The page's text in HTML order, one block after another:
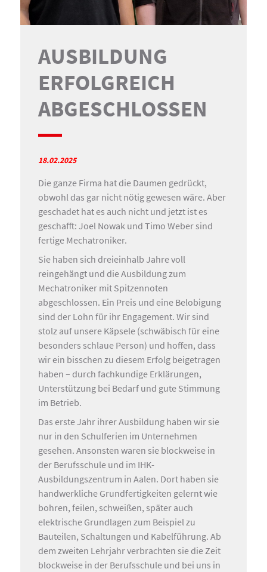
AUSBILDUNG
ERFOLGREICH
ABGESCHLOSSEN
18.02.2025
Die ganze Firma hat die Daumen gedrückt,
obwohl das gar nicht nötig gewesen wäre. Aber
geschadet hat es auch nicht und jetzt ist es
geschafft: Joel Nowak und Timo Weber sind
fertige Mechatroniker.
Sie haben sich dreieinhalb Jahre voll
reingehängt und die Ausbildung zum
Mechatroniker mit Spitzennoten
abgeschlossen. Ein Preis und eine Belobigung
sind der Lohn für ihr Engagement. Wir sind
stolz auf unsere Käpsele (schwäbisch für eine
besonders schlaue Person) und hoffen, dass
wir ein bisschen zu diesem Erfolg beigetragen
haben – durch fachkundige Erklärungen,
Unterstützung bei Bedarf und gute Stimmung
im Betrieb.
Das erste Jahr ihrer Ausbildung haben wir sie
nur in den Schulferien im Unternehmen
gesehen. Ansonsten waren sie blockweise in
der Berufsschule und im IHK-
Ausbildungszentrum in Aalen. Dort haben sie
handwerkliche Grundfertigkeiten gelernt wie
bohren, feilen, schweißen, später auch
elektrische Grundlagen zum Beispiel zu
Bauteilen, Schaltungen und Kabelführung. Ab
dem zweiten Lehrjahr verbrachten sie die Zeit
blockweise in der Berufsschule und bei uns in